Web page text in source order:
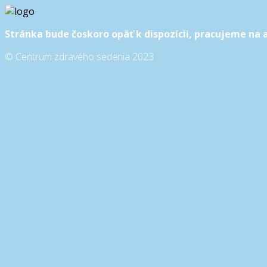
Stránka bude čoskoro opäť k dispozícii, pracujeme na
© Centrum zdravého sedenia 2023